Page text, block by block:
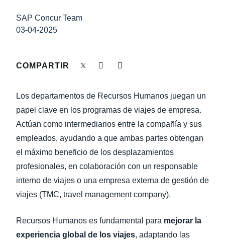
Belgium (English)
Norway (English)
LA CONTINUIDAD DEL NEGOCIO
TRAVEL AND EXPENSE
SAP Concur Team
03-04-2025
COMPARTIR
Los departamentos de Recursos Humanos juegan un
papel clave en los programas de viajes de empresa.
Actúan como intermediarios entre la compañía y sus
empleados, ayudando a que ambas partes obtengan
el máximo beneficio de los desplazamientos
profesionales, en colaboración con un responsable
interno de viajes o una empresa externa de gestión de
viajes (TMC, travel management company).
Recursos Humanos es fundamental para mejorar la
experiencia global de los viajes, adaptando las